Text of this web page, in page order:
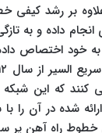
بر رشد کیفی
انجام داده و به
به خود اختصاص
که این
شده در آن را
خطوط راه آهن پر